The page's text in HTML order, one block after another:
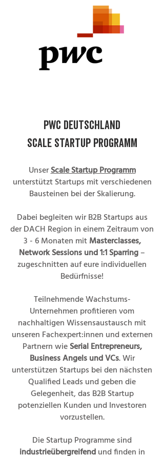
Pwc deutschland
scale startup programm
UnserScale Startup Programm
unterstützt Startups mit verschiedenen
Bausteinen bei der Skalierung.
Dabei begleiten wir B2B Startups aus
der DACH Region in einem Zeitraum von
3 - 6 Monaten mitMasterclasses,
Network Sessions und 1:1 Sparring–
zugeschnitten auf eure individuellen
Bedürfnisse!
Teilnehmende Wachstums-
Unternehmen profitieren vom
nachhaltigen Wissensaustausch mit
unseren Fachexpert:innen und externen
Partnern wieSerial Entrepreneurs,
Business Angels und VCs. Wir
unterstützen Startups bei den nächsten
Qualified Leads und geben die
Gelegenheit, das B2B Startup
potenziellen Kunden und Investoren
vorzustellen.
Die Startup Programme sind
industrieübergreifendund finden in